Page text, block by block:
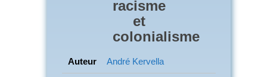
racisme
et
colonialisme
Auteur André Kervella